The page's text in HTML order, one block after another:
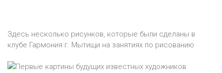
Здесь несколько рисунков, которые были сделаны в
клубе Гармония г. Мытищи на занятиях по рисованию